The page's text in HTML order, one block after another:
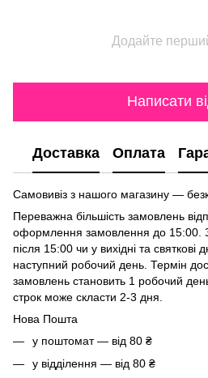
Додайте
Написати
Доставка Оплата
Самовивіз з нашого магазину —
Переважна більшість замовлень
оформлення замовлення до 15:00.
після 15:00 чи у вихідні та святкові
наступний робочий день. Термін
замовлень становить 1 робочий
строк може скласти 2-3 дня.
Нова Пошта
у поштомат — від 80 ₴
у відділення — від 80 ₴